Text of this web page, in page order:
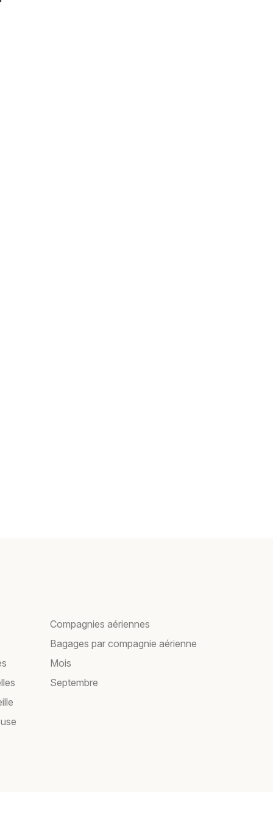
Compagnies aériennes
Bagages par compagnie aérienne
Mois
Septembre